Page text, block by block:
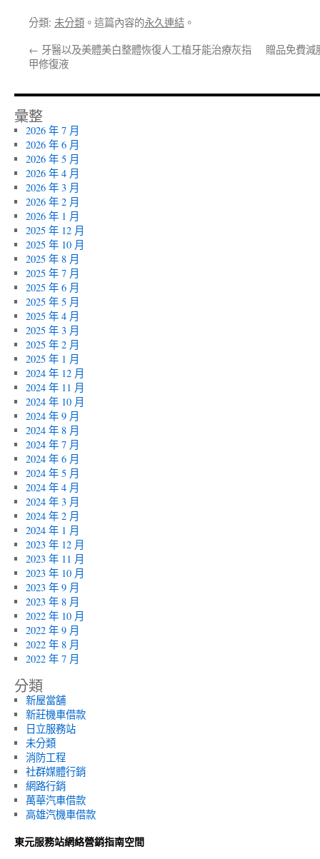
分類: 未分類 。這篇內容的永久連結 。
← 牙醫以及美體美白整體恢復人工植牙能治療灰指
甲修復液
贈品免費減
彙整
2026 年 7 月
2026 年 6 月
2026 年 5 月
2026 年 4 月
2026 年 3 月
2026 年 2 月
2026 年 1 月
2025 年 12 月
2025 年 10 月
2025 年 8 月
2025 年 7 月
2025 年 6 月
2025 年 5 月
2025 年 4 月
2025 年 3 月
2025 年 2 月
2025 年 1 月
2024 年 12 月
2024 年 11 月
2024 年 10 月
2024 年 9 月
2024 年 8 月
2024 年 7 月
2024 年 6 月
2024 年 5 月
2024 年 4 月
2024 年 3 月
2024 年 2 月
2024 年 1 月
2023 年 12 月
2023 年 11 月
2023 年 10 月
2023 年 9 月
2023 年 8 月
2022 年 10 月
2022 年 9 月
2022 年 8 月
2022 年 7 月
分類
新屋當舖
新莊機車借款
日立服務站
未分類
消防工程
社群媒體行銷
網路行銷
萬華汽車借款
高雄汽機車借款
東元服務站網絡營銷指南空間